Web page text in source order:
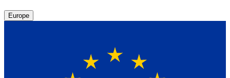
Europe